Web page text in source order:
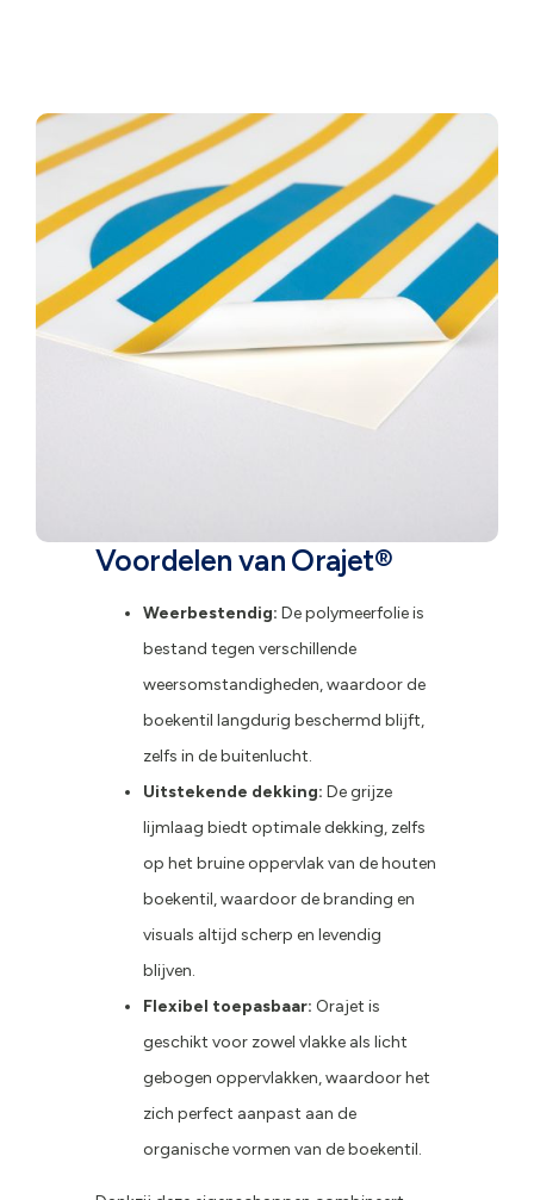
Voordelen van Orajet®
Weerbestendig: De polymeerfolie is
bestand tegen verschillende
weersomstandigheden, waardoor de
boekentil langdurig beschermd blijft,
zelfs in de buitenlucht.
Uitstekende dekking: De grijze
lijmlaag biedt optimale dekking, zelfs
op het bruine oppervlak van de houten
boekentil, waardoor de branding en
visuals altijd scherp en levendig
blijven.
Flexibel toepasbaar: Orajet is
geschikt voor zowel vlakke als licht
gebogen oppervlakken, waardoor het
zich perfect aanpast aan de
organische vormen van de boekentil.